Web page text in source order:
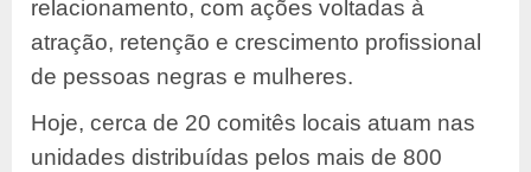
relacionamento, com ações voltadas à
atração, retenção e crescimento profissional
de pessoas negras e mulheres.
Hoje, cerca de 20 comitês locais atuam nas
unidades distribuídas pelos mais de 800